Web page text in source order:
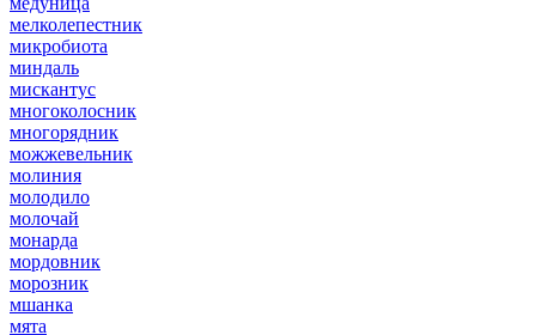
мелколепестник
микробиота
миндаль
мискантус
многоколосник
многорядник
можжевельник
молиния
молодило
молочай
монарда
мордовник
морозник
мшанка
мята